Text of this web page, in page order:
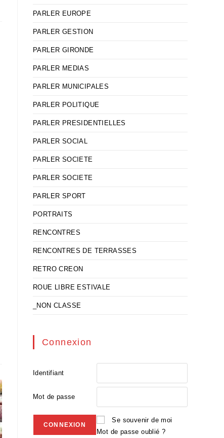
PARLER EUROPE
PARLER GESTION
PARLER GIRONDE
PARLER MEDIAS
PARLER MUNICIPALES
PARLER POLITIQUE
PARLER PRESIDENTIELLES
PARLER SOCIAL
PARLER SOCIETE
PARLER SOCIETE
PARLER SPORT
PORTRAITS
RENCONTRES
RENCONTRES DE TERRASSES
RETRO CREON
ROUE LIBRE ESTIVALE
_NON CLASSE
Connexion
Identifiant
Mot de passe
Se souvenir de moi
Mot de passe oublié ?